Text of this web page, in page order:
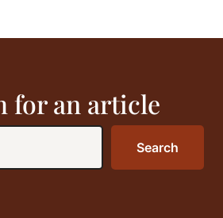
for an article
Search